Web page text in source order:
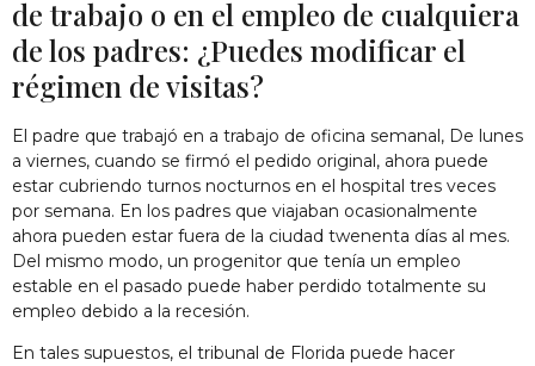
de trabajo o en el empleo de cualquiera
de los padres: ¿Puedes modificar el
régimen de visitas?
El padre que trabajó en a trabajo de oficina semanal, De lunes
a viernes, cuando se firmó el pedido original, ahora puede
estar cubriendo turnos nocturnos en el hospital tres veces
por semana. En los padres que viajaban ocasionalmente
ahora pueden estar fuera de la ciudad twenenta días al mes.
Del mismo modo, un progenitor que tenía un empleo
estable en el pasado puede haber perdido totalmente su
empleo debido a la recesión.
En tales supuestos, el tribunal de Florida puede hacer